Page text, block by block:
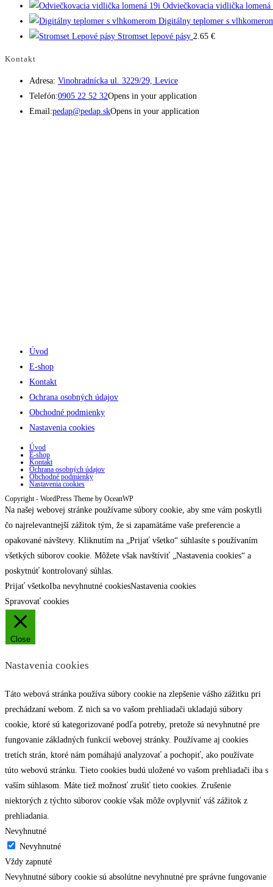
Odviečkovacia vidlička lomená
Digitálny teplomer s
Stromset lepové pásy 2.65 €
Kontakt
Adresa: Vinohradnícka ul. 3229/29, Levice
Telefón:0905 22 52 32Opens in your application
Email:pedap@pedap.skOpens in your application
Úvod
E-shop
Kontakt
Ochrana osobných údajov
Obchodné podmienky
Nastavenia cookies
Úvod
E-shop
Kontakt
Ochrana osobných údajov
Obchodné podmienky
Nastavenia cookies
Copyright - WordPress Theme by OceanWP
Na našej webovej stránke používame súbory cookie, aby sme vám poskytli
čo najrelevantnejší zážitok tým, že si zapamätáme vaše preferencie a
opakované návštevy. Kliknutím na „Prijať všetko“ súhlasíte s používaním
všetkých súborov cookie. Môžete však navštíviť „Nastavenia cookies“ a
poskytnúť kontrolovaný súhlas.
Prijať všetkoIba nevyhnutné cookiesNastavenia cookies
Spravovať cookies
Close
Nastavenia cookies
Táto webová stránka používa súbory cookie na zlepšenie vášho zážitku pri
prechádzaní webom. Z nich sa vo vašom prehliadači ukladajú súbory
cookie, ktoré sú kategorizované podľa potreby, pretože sú nevyhnutné pre
fungovanie základných funkcií webovej stránky. Používame aj cookies
tretích strán, ktoré nám pomáhajú analyzovať a pochopiť, ako používate
túto webovú stránku. Tieto cookies budú uložené vo vašom prehliadači iba s
vaším súhlasom. Máte tiež možnosť zrušiť tieto cookies. Zrušenie
niektorých z týchto súborov cookie však môže ovplyvniť váš zážitok z
prehliadania.
Nevyhnutné
Nevyhnutné
Vždy zapnuté
Nevyhnutné súbory cookie sú absolútne nevyhnutné pre správne fungovanie